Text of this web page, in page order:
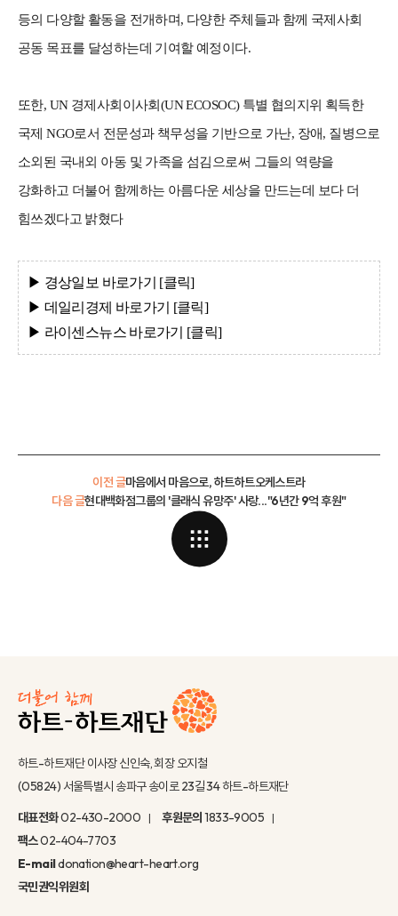
등의 다양할 활동을 전개하며, 다양한 주체들과 함께 국제사회
공동 목표를 달성하는데 기여할 예정이다.
또한, UN 경제사회이사회(UN ECOSOC) 특별 협의지위 획득한
국제 NGO로서 전문성과 책무성을 기반으로 가난, 장애, 질병으로
소외된 국내외 아동 및 가족을 섬김으로써 그들의 역량을
강화하고 더불어 함께하는 아름다운 세상을 만드는데 보다 더
힘쓰겠다고 밝혔다
▶ 경상일보 바로가기 [클릭]
▶ 데일리경제 바로가기 [클릭]
▶ 라이센스뉴스 바로가기 [클릭]
이전 글마음에서 마음으로, 하트하트오케스트라
현대백화점그룹의 '클래식 유망주' 사랑..."6년간 9억 후원"
다음 글
하트-하트재단 이사장 신인숙, 회장 오지철
(05824) 서울특별시 송파구 송이로 23길 34 하트-하트재단
대표전화02-430-2000 후원문의1833-9005
팩스02-404-7703
E-maildonation@heart-heart.org
국민권익위원회